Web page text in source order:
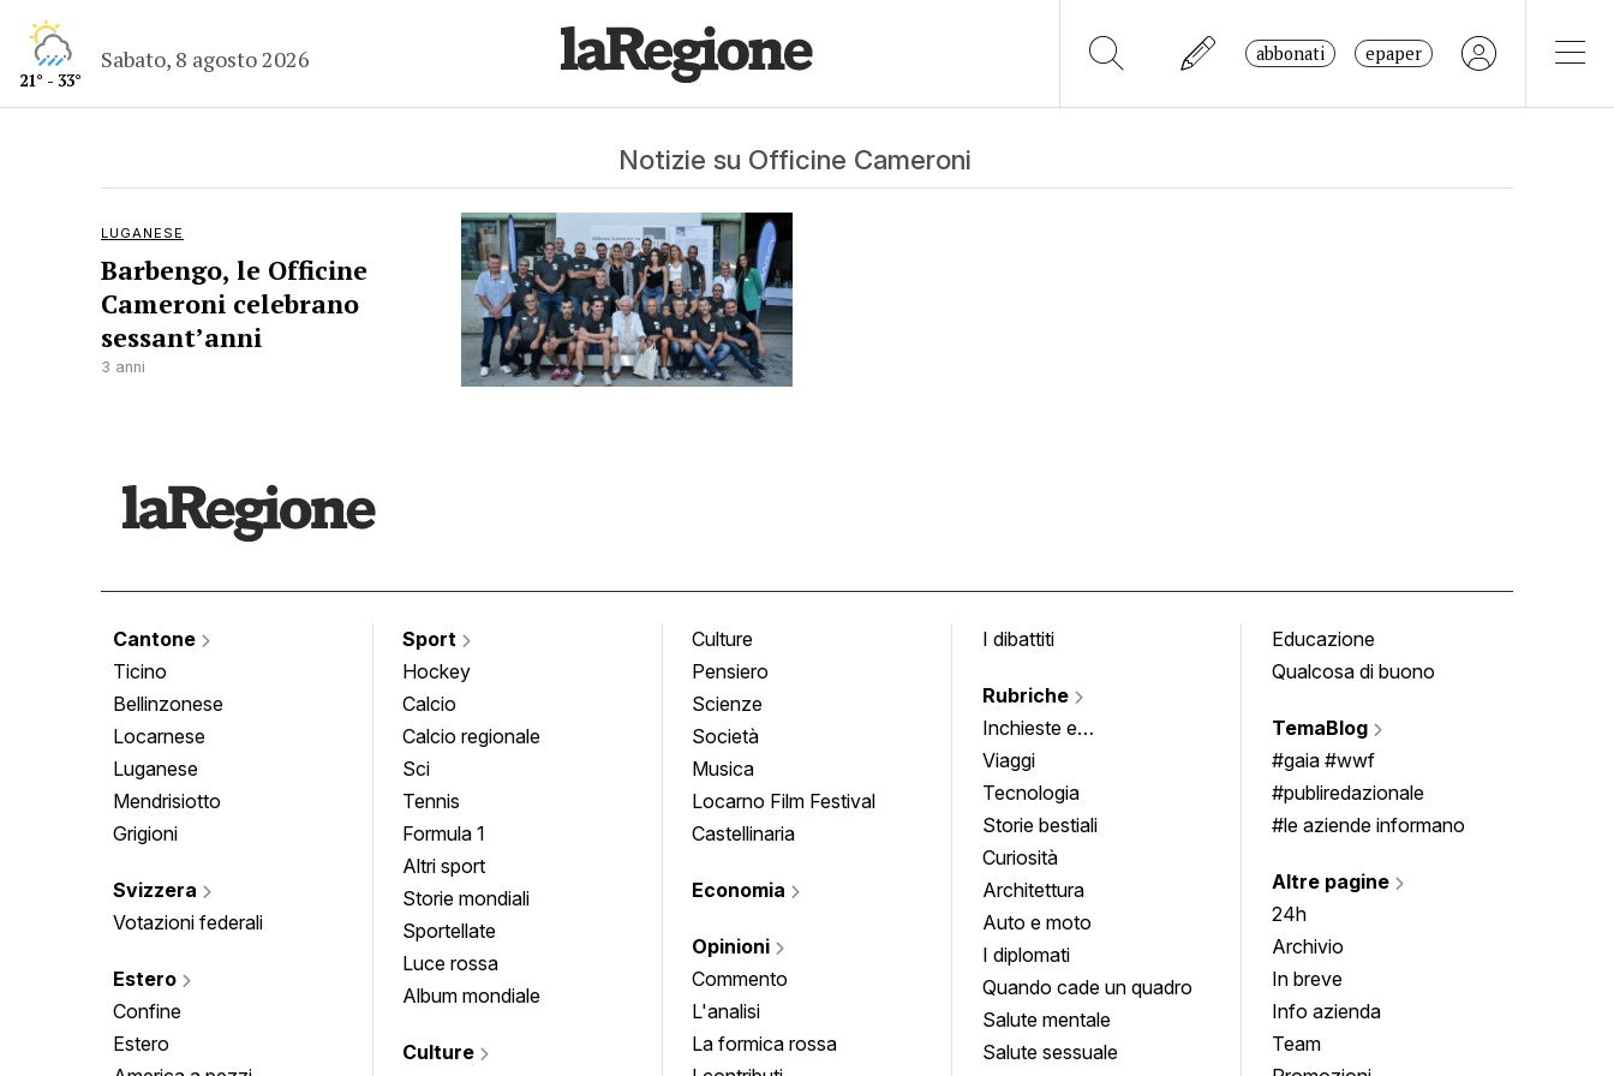
21° - 33°
Sabato, 8 agosto 2026 abbonati epaper
Notizie su Officine Cameroni
LUGANESE
Barbengo, le Officine
Cameroni celebrano
sessant’anni
3 anni
Cantone
Ticino
Bellinzonese
Locarnese
Luganese
Mendrisiotto
Grigioni
Svizzera
Votazioni federali
Estero
Confine
Estero
Sport
Hockey
Calcio
Calcio regionale
Sci
Tennis
Formula 1
Altri sport
Storie mondiali
Sportellate
Luce rossa
Album mondiale
Culture
Culture
Pensiero
Scienze
Società
Musica
Locarno Film Festival
Castellinaria
Economia
Opinioni
Commento
L'analisi
La formica rossa
I dibattiti
Rubriche
Inchieste e
approfondimenti
Viaggi
Tecnologia
Storie bestiali
Curiosità
Architettura
Auto e moto
I diplomati
Quando cade un quadro
Salute mentale
Salute sessuale
Educazione
Qualcosa di buono
TemaBlog
#gaia #wwf
#publiredazionale
#le aziende informano
Altre pagine
24h
Archivio
In breve
Info azienda
Team